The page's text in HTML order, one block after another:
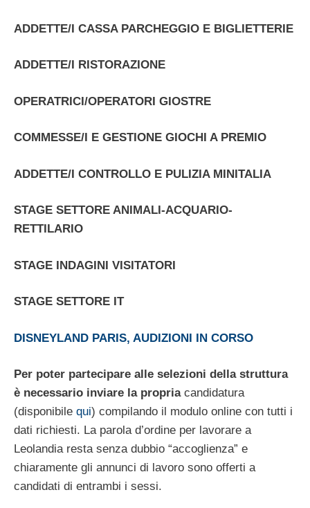
ADDETTE/I CASSA PARCHEGGIO E BIGLIETTERIE
ADDETTE/I RISTORAZIONE
OPERATRICI/OPERATORI GIOSTRE
COMMESSE/I E GESTIONE GIOCHI A PREMIO
ADDETTE/I CONTROLLO E PULIZIA MINITALIA
STAGE SETTORE ANIMALI-ACQUARIO-
RETTILARIO
STAGE INDAGINI VISITATORI
STAGE SETTORE IT
DISNEYLAND PARIS, AUDIZIONI IN CORSO
Per poter partecipare alle selezioni della struttura
è necessario inviare la propria candidatura
(disponibile qui) compilando il modulo online con tutti i
dati richiesti. La parola d’ordine per lavorare a
Leolandia resta senza dubbio “accoglienza” e
chiaramente gli annunci di lavoro sono offerti a
candidati di entrambi i sessi.